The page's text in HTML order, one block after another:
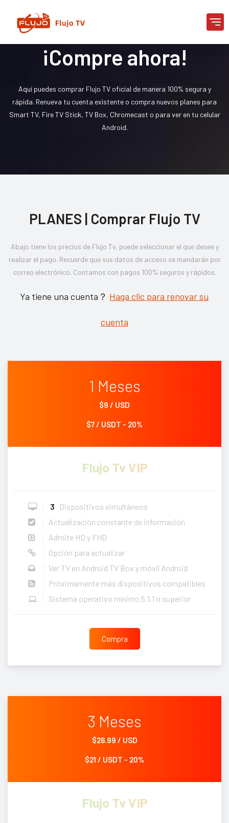
¡Compre ahora!
Aquí puedes comprar Flujo TV oficial de manera 100% segura y
rápida. Renueva tu cuenta existente o compra nuevos planes para
Smart TV, Fire TV Stick, TV Box, Chromecast o para ver en tu celular
Android.
PLANES | Comprar Flujo TV
Abajo tiene los precios de Flujo Tv, puede seleccionar el que desee y
realizar el pago. Recuerde que sus datos de acceso se mandarán por
correo electrónico. Contamos con pagos 100% seguros y rápidos.
Ya tiene una cuenta？ Haga clic para renovar su
cuenta
1 Meses
$9 / USD
$7 / USDT - 20%
Flujo Tv VIP
3
Dispositivos simultáneos
Actualización constante de información
Admite HD y FHD
Opción para actualizar
Ver TV en Android TV Box y móvil Android
Próximamente más dispositivos compatibles
Sistema operativo mínimo 5.1.1 o superior
Compra
3 Meses
$26.99 / USD
$21 / USDT - 20%
Flujo Tv VIP